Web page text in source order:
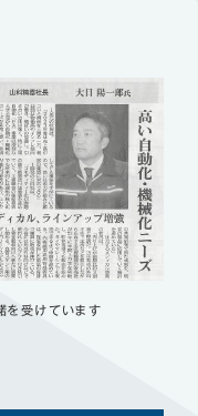
を受けています